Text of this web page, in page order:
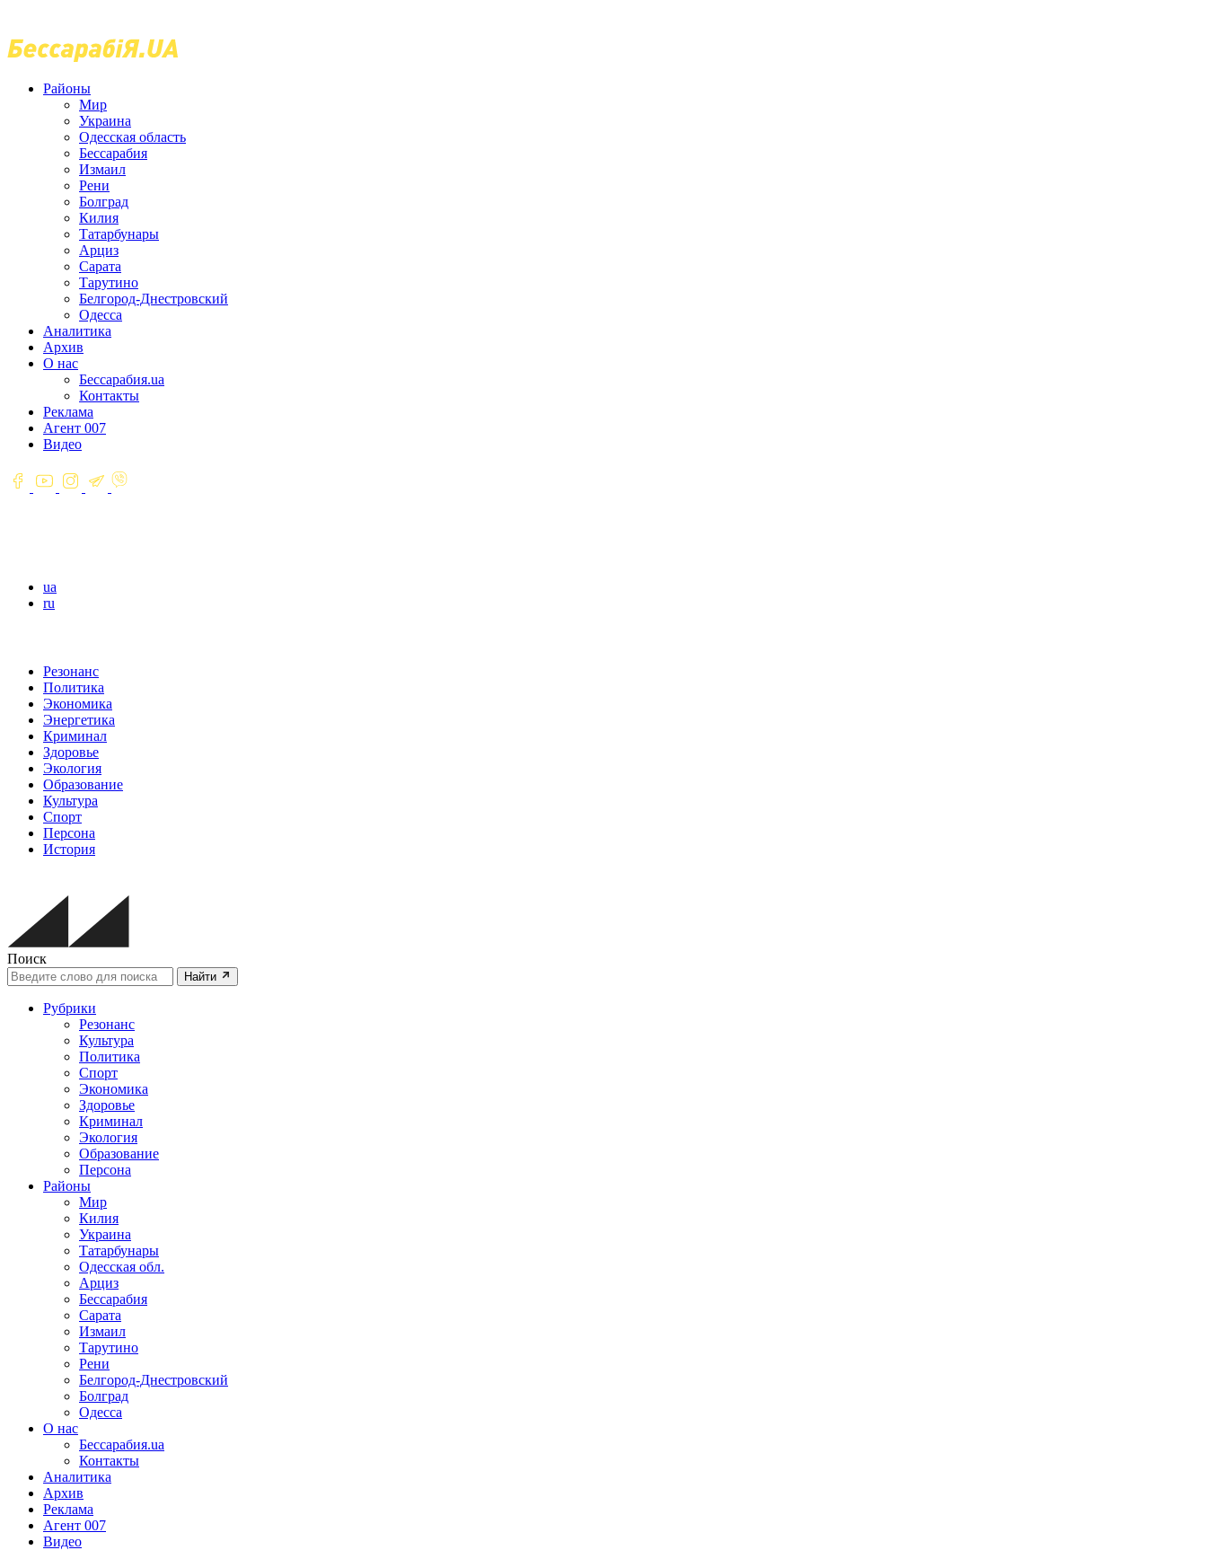
Районы
Мир
Украина
Одесская область
Бессарабия
Измаил
Рени
Болград
Килия
Татарбунары
Арциз
Сарата
Тарутино
Белгород-Днестровский
Одесса
Аналитика
Архив
О нас
Бессарабия.ua
Контакты
Реклама
Агент 007
Видео
ua
ru
Резонанс
Политика
Экономика
Энергетика
Криминал
Здоровье
Экология
Образование
Культура
Спорт
Персона
История
Поиск
Найти
Рубрики
Резонанс
Культура
Политика
Спорт
Экономика
Здоровье
Криминал
Экология
Образование
Персона
Районы
Мир
Килия
Украина
Татарбунары
Одесская обл.
Арциз
Бессарабия
Сарата
Измаил
Тарутино
Рени
Белгород-Днестровский
Болград
Одесса
О нас
Бессарабия.ua
Контакты
Аналитика
Архив
Реклама
Агент 007
Видео